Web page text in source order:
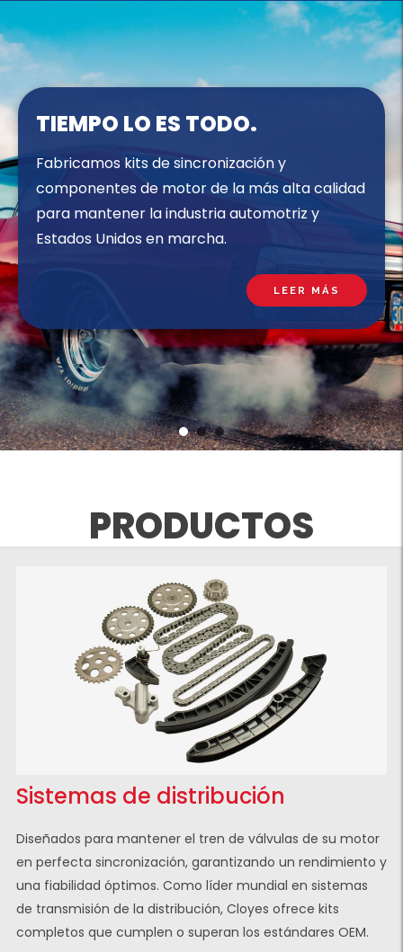
TIEMPO LO ES TODO.
Fabricamos kits de sincronización y
componentes de motor de la más alta calidad
para mantener la industria automotriz y
Estados Unidos en marcha.
LEER MÁS
PRODUCTOS
Sistemas de distribución
Diseñados para mantener el tren de válvulas de su motor
en perfecta sincronización, garantizando un rendimiento y
una fiabilidad óptimos. Como líder mundial en sistemas
de transmisión de la distribución, Cloyes ofrece kits
completos que cumplen o superan los estándares OEM.